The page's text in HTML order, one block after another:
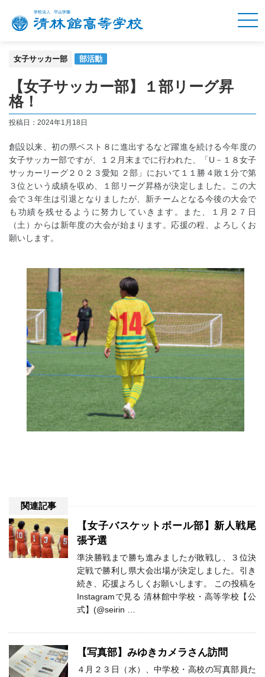
女子サッカー部 部活動
【女子サッカー部】１部リーグ昇
格！
投稿日：2024年1月18日
創設以来、初の県ベスト８に進出するなど躍進を続ける今年度の
女子サッカー部ですが、１２月末までに行われた、「U－１８女子
サッカーリーグ２０２３愛知 ２部」において１１勝４敗１分で第
３位という成績を収め、１部リーグ昇格が決定しました。この大
会で３年生は引退となりましたが、新チームとなる今後の大会で
も功績を残せるように努力していきます。また、１月２７日
（土）からは新年度の大会が始まります。応援の程、よろしくお
願いします。
関連記事
【女子バスケットボール部】新人戦尾
張予選
準決勝戦まで勝ち進みましたが敗戦し、３位決
定戦で勝利し県大会出場が決定しました。引き
続き、応援よろしくお願いします。 この投稿を
Instagramで見る 清林館中学校・高等学校【公
式】(@seirin …
【写真部】みゆきカメラさん訪問
４月２３日（水）、中学校・高校の写真部員た